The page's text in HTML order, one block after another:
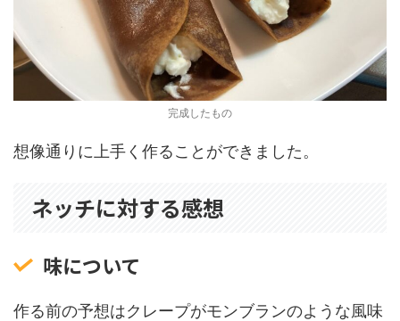
完成したもの
想像通りに上手く作ることができました。
ネッチに対する感想
味について
作る前の予想はクレープがモンブランのような風味